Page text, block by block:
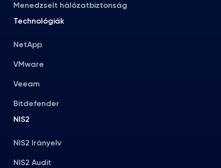
Menedzselt hálózatbiztonság
Technológiák
NetApp
VMware
Veeam
Bitdefender
NIS2
NIS2 Irányelv
NIS2 Audit